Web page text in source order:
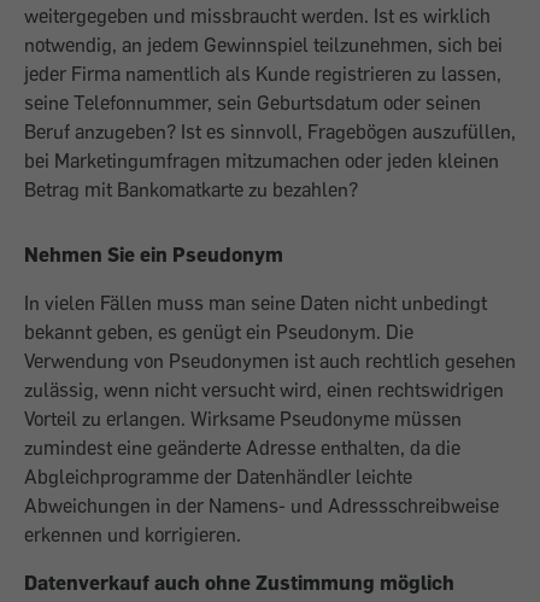
weitergegeben und missbraucht werden. Ist es wirklich
notwendig, an jedem Gewinnspiel teilzunehmen, sich bei
jeder Firma namentlich als Kunde registrieren zu lassen,
seine Telefonnummer, sein Geburtsdatum oder seinen
Beruf anzugeben? Ist es sinnvoll, Fragebögen auszufüllen,
bei Marketingumfragen mitzumachen oder jeden kleinen
Betrag mit Bankomatkarte zu bezahlen?
Nehmen Sie ein Pseudonym
In vielen Fällen muss man seine Daten nicht unbedingt
bekannt geben, es genügt ein Pseudonym. Die
Verwendung von Pseudonymen ist auch rechtlich gesehen
zulässig, wenn nicht versucht wird, einen rechtswidrigen
Vorteil zu erlangen. Wirksame Pseudonyme müssen
zumindest eine geänderte Adresse enthalten, da die
Abgleichprogramme der Datenhändler leichte
Abweichungen in der Namens- und Adressschreibweise
erkennen und korrigieren.
Datenverkauf auch ohne Zustimmung möglich